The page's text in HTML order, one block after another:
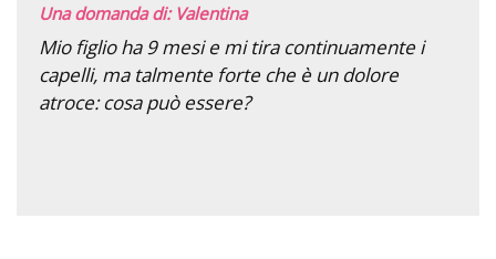
Una domanda di: Valentina
Mio figlio ha 9 mesi e mi tira continuamente i
capelli, ma talmente forte che è un dolore
atroce: cosa può essere?